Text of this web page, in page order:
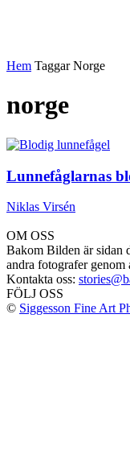
Hem Taggar Norge
norge
Lunnefåglarnas
Niklas Virsén
OM OSS
Bakom Bilden är sidan
andra fotografer genom
Kontakta oss:
FÖLJ OSS
© Siggesson Fine Art